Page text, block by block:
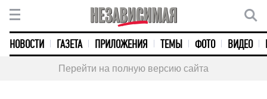
НОВОСТИ ГАЗЕТА ПРИЛОЖЕНИЯ ТЕМЫ ФОТО ВИДЕО
Перейти на полную версию сайта